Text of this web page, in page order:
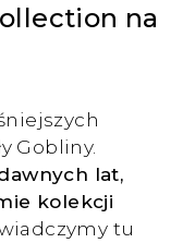
na
Gobliny.
lat,
kolekcji
tu